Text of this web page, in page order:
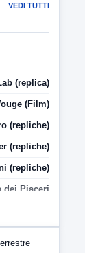
VEDI TUTTI
(replica)
(Film)
(repliche)
(repliche)
(repliche)
dei Piaceri